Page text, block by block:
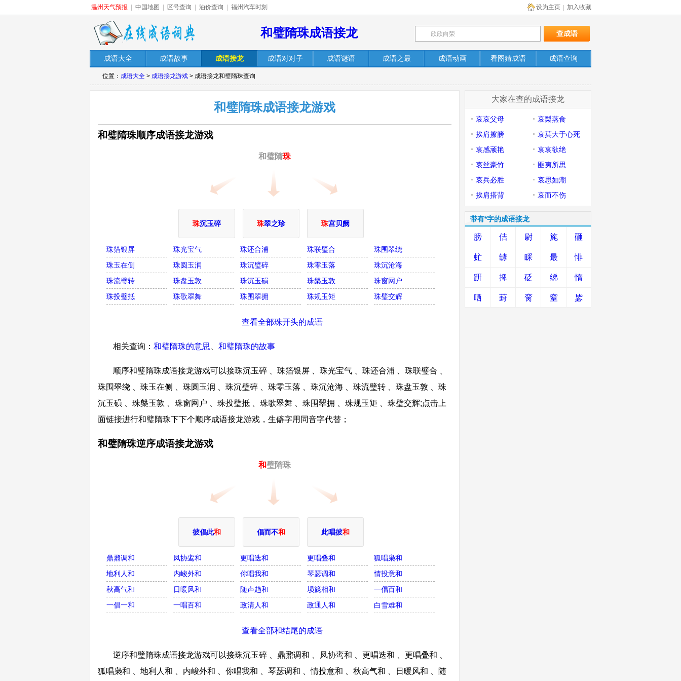
温州天气预报 中国地图 区号查询 油价查询 福州汽车时刻 加入收藏
设为主页
和璧隋珠成语接龙
成语大全 成语故事 成语接龙 成语对对子 成语谜语 成语之最 成语动画 看图猜成语 成语查询
位置： 成语大全 > 成语接龙游戏 > 成语接龙和璧隋珠查询
和璧隋珠成语接龙游戏
和璧隋珠顺序成语接龙游戏
和璧隋珠
珠沉玉碎 珠翠之珍 珠宫贝阙
珠箔银屏 珠光宝气 珠还合浦 珠联璧合
珠围翠绕
珠玉在侧
珠圆玉润 珠沉璧碎 珠零玉落
珠沉沧海
珠流璧转
珠盘玉敦 珠沉玉磒 珠槃玉敦
珠窗网户
珠投璧抵
珠歌翠舞 珠围翠拥 珠规玉矩 珠璧交辉
查看全部珠开头的成语
相关查询： 和璧隋珠的意思 和璧隋珠的故事
顺序和璧隋珠成语接龙游戏可以接珠沉玉碎 、珠箔银屏 、珠光宝气 、珠还合浦 、珠联璧合 、
珠围翠绕 、珠玉在侧 、珠圆玉润 、珠沉璧碎 、珠零玉落 、珠沉沧海 、珠流璧转 、珠盘玉敦 、珠
沉玉磒 、珠槃玉敦 、珠窗网户 、珠投璧抵 、珠歌翠舞 、珠围翠拥 、珠规玉矩 、珠璧交辉;点击上
面链接进行和璧隋珠下下个顺序成语接龙游戏，生僻字用同音字代替；
和璧隋珠逆序成语接龙游戏
和璧隋珠
彼倡此和 倡而不和 此唱彼和
鼎鼐调和 凤协鸾和 更唱迭和 更唱叠和
狐唱枭和
地利人和
内峻外和 你唱我和 琴瑟调和
情投意和
秋高气和
日暖风和 随声趋和 埙篪相和
一倡百和
一倡一和
一唱百和 政清人和 政通人和 白雪难和
查看全部和结尾的成语
逆序和璧隋珠成语接龙游戏可以接珠沉玉碎 、鼎鼐调和 、凤协鸾和 、更唱迭和 、更唱叠和 、
狐唱枭和 、地利人和 、内峻外和 、你唱我和 、琴瑟调和 、情投意和 、秋高气和 、日暖风和 、随
大家在查的成语接龙
哀哀父母
哀梨蒸食
挨肩擦膀
哀莫大于心死
哀感顽艳
哀哀欲绝
哀丝豪竹
匪夷所思
哀兵必胜
哀思如潮
挨肩搭背
哀而不伤
带有*字的成语接龙
膀 佶 尉 旄 砸
虻 罅 睬 最 悱
趼 捭 砭 绨 惰
哂 葑 脔 窒 毖